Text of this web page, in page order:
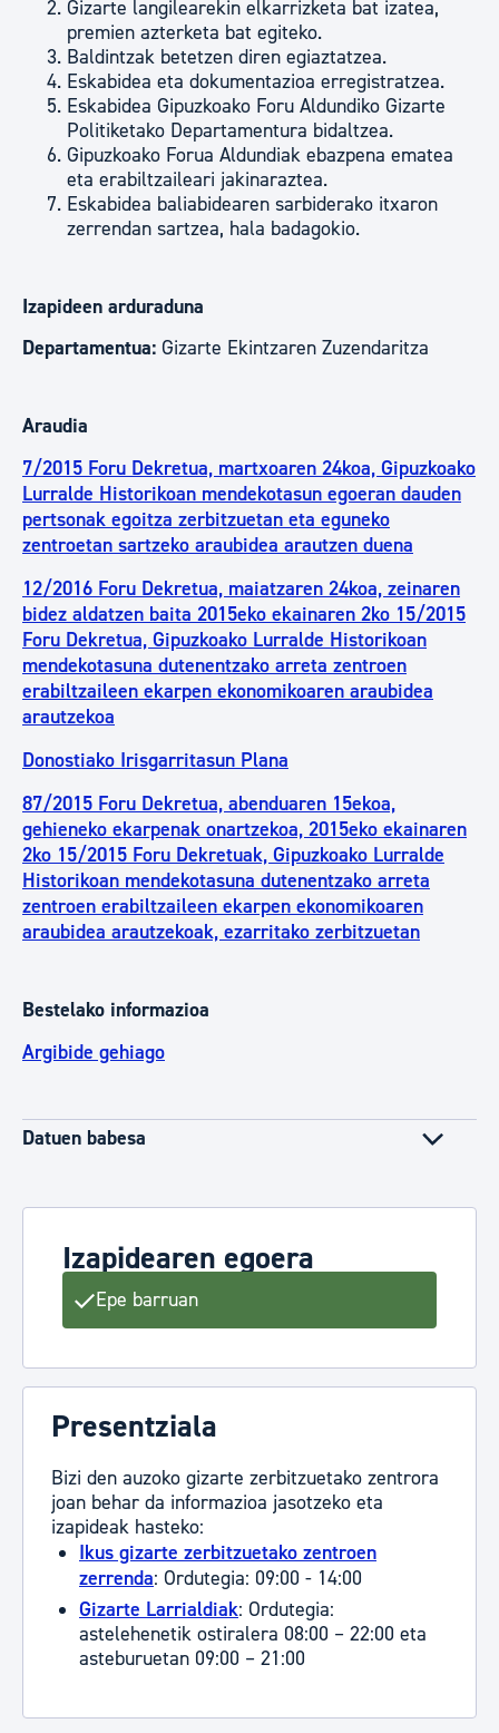
Gizarte langilearekin elkarrizketa bat izatea,
premien azterketa bat egiteko.
Baldintzak betetzen diren egiaztatzea.
Eskabidea eta dokumentazioa erregistratzea.
Eskabidea Gipuzkoako Foru Aldundiko Gizarte
Politiketako Departamentura bidaltzea.
Gipuzkoako Forua Aldundiak ebazpena ematea
eta erabiltzaileari jakinaraztea.
Eskabidea baliabidearen sarbiderako itxaron
zerrendan sartzea, hala badagokio.
Izapideen arduraduna
Departamentua: Gizarte Ekintzaren Zuzendaritza
Araudia
7/2015 Foru Dekretua, martxoaren 24koa, Gipuzkoako
Lurralde Historikoan mendekotasun egoeran dauden
pertsonak egoitza zerbitzuetan eta eguneko
zentroetan sartzeko araubidea arautzen duena
12/2016 Foru Dekretua, maiatzaren 24koa, zeinaren
bidez aldatzen baita 2015eko ekainaren 2ko 15/2015
Foru Dekretua, Gipuzkoako Lurralde Historikoan
mendekotasuna dutenentzako arreta zentroen
erabiltzaileen ekarpen ekonomikoaren araubidea
arautzekoa
Donostiako Irisgarritasun Plana
87/2015 Foru Dekretua, abenduaren 15ekoa,
gehieneko ekarpenak onartzekoa, 2015eko ekainaren
2ko 15/2015 Foru Dekretuak, Gipuzkoako Lurralde
Historikoan mendekotasuna dutenentzako arreta
zentroen erabiltzaileen ekarpen ekonomikoaren
araubidea arautzekoak, ezarritako zerbitzuetan
Bestelako informazioa
Argibide gehiago
Datuen babesa
Izapidearen egoera
Epe barruan
Presentziala
Bizi den auzoko gizarte zerbitzuetako zentrora
joan behar da informazioa jasotzeko eta
izapideak hasteko:
Ikus gizarte zerbitzuetako zentroen
zerrenda: Ordutegia: 09:00 - 14:00
Gizarte Larrialdiak: Ordutegia:
astelehenetik ostiralera 08:00 – 22:00 eta
asteburuetan 09:00 – 21:00